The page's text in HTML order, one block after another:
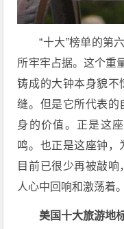
“十大”榜单的第
所牢牢占据。这个重
铸成的大钟本身貌不
缝。但是它所代表的
身的价值。正是这
鸣。也正是这座钟，
目前已很少再被敲响
人心中回响和激荡着。
美国十大旅游地